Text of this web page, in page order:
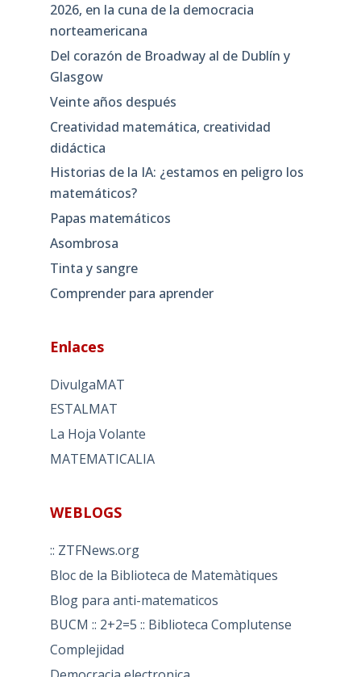
2026, en la cuna de la democracia
norteamericana
Del corazón de Broadway al de Dublín y
Glasgow
Veinte años después
Creatividad matemática, creatividad
didáctica
Historias de la IA: ¿estamos en peligro los
matemáticos?
Papas matemáticos
Asombrosa
Tinta y sangre
Comprender para aprender
Enlaces
DivulgaMAT
ESTALMAT
La Hoja Volante
MATEMATICALIA
WEBLOGS
:: ZTFNews.org
Bloc de la Biblioteca de Matemàtiques
Blog para anti-matematicos
BUCM :: 2+2=5 :: Biblioteca Complutense
Complejidad